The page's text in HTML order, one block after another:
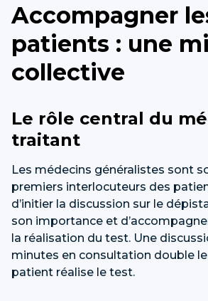
Accompagner
patients : une
collective
Le rôle central du
traitant
Les médecins généralistes sont
premiers interlocuteurs des
d’initier la discussion sur le
son importance et
la réalisation du test. Une
minutes en consultation double
patient réalise le test.